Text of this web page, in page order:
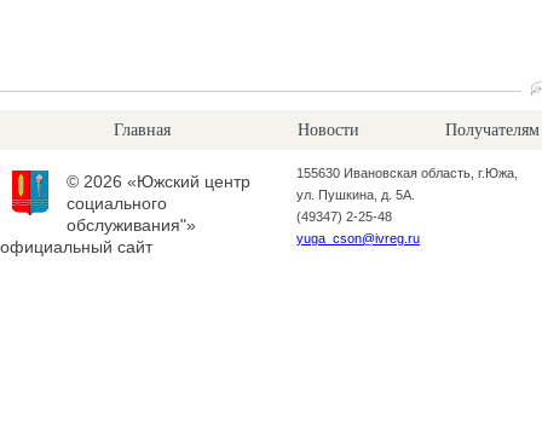
Главная Новости Получателям
© 2026 «Южский центр
социального
обслуживания"»
официальный сайт
155630 Ивановская область, г.Южа,
ул. Пушкина, д. 5А.
(49347) 2-25-48
yuga_cson@ivreg.ru